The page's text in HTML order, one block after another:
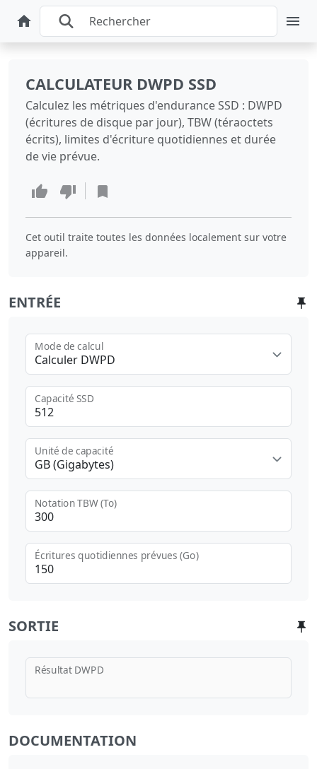
CALCULATEUR DWPD SSD
Calculez les métriques d'endurance SSD : DWPD
(écritures de disque par jour), TBW (téraoctets
écrits), limites d'écriture quotidiennes et durée
de vie prévue.
Cet outil traite toutes les données localement sur votre
appareil.
ENTRÉE
Calculer DWPD
Mode de calcul
Capacité SSD
GB (Gigabytes)
Unité de capacité
Notation TBW (To)
Écritures quotidiennes prévues (Go)
SORTIE
Résultat DWPD
DOCUMENTATION